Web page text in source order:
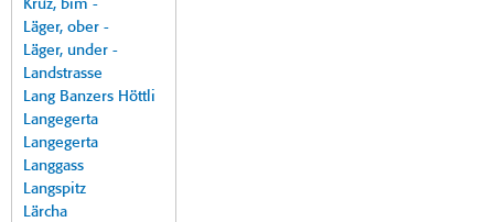
Krüz, bim -
Läger, ober -
Läger, under -
Landstrasse
Lang Banzers Höttli
Langegerta
Langegerta
Langgass
Langspitz
Lärcha